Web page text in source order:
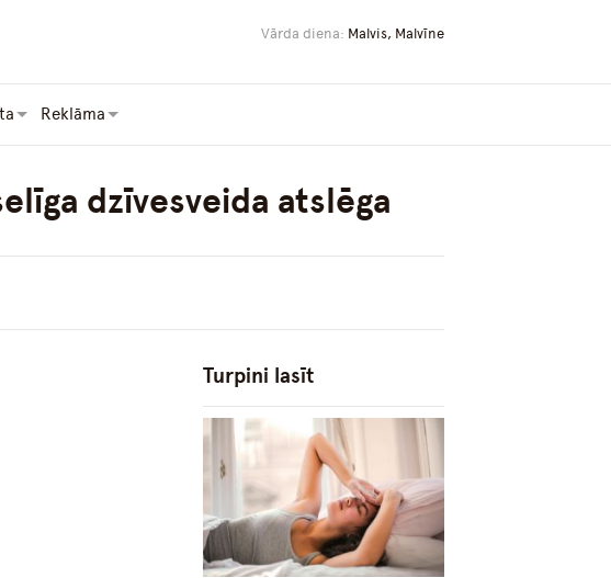
Vārda diena: Malvis, Malvīne
Reklāma
dzīvesveida atslēga
Turpini lasīt